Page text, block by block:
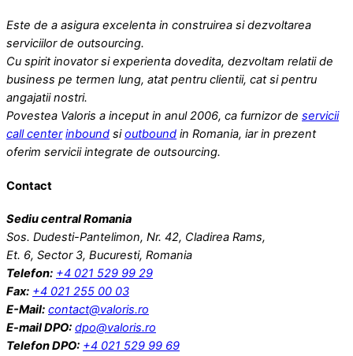
Este de a asigura excelenta in construirea si dezvoltarea
serviciilor de outsourcing.
Cu spirit inovator si experienta dovedita, dezvoltam relatii de
business pe termen lung, atat pentru clientii, cat si pentru
angajatii nostri.
Povestea Valoris a inceput in anul 2006, ca furnizor de servicii
call center inbound sioutbound in Romania, iar in prezent
oferim servicii integrate de outsourcing.
Contact
Sediu central Romania
Sos. Dudesti-Pantelimon, Nr. 42, Cladirea Rams,
Et. 6, Sector 3, Bucuresti, Romania
Telefon: +4 021 529 99 29
Fax: +4 021 255 00 03
E-Mail: contact@valoris.ro
E-mail DPO: dpo@valoris.ro
Telefon DPO: +4 021 529 99 69